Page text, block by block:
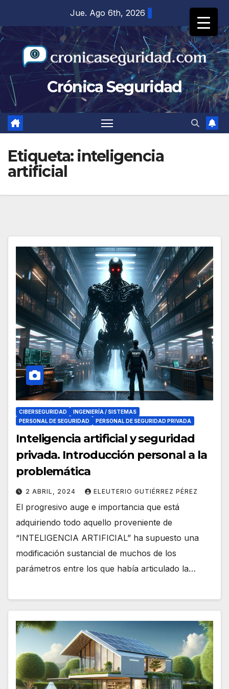
contenido
Jue. Ago 6th, 2026
Crónica Seguridad
Etiqueta: inteligencia
artificial
CIBERSEGURIDAD
INGENIERÍA / SISTEMAS
PERSONAL DE SEGURIDAD
PERSONAL DE SEGURIDAD PRIVADA
Inteligencia artificial y seguridad
privada. Introducción personal a la
problemática
2 ABRIL, 2024 ELEUTERIO GUTIÉRREZ PÉREZ
El progresivo auge e importancia que está
adquiriendo todo aquello proveniente de
“INTELIGENCIA ARTIFICIAL” ha supuesto una
modificación sustancial de muchos de los
parámetros entre los que había articulado la…